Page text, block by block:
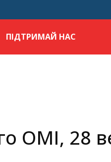
ПІДТРИМАЙ НАС
ОМІ, 28